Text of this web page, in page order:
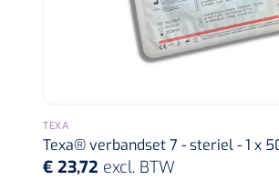
TEXA
Texa® verbandset 7 - steriel - 1 x
€ 23,72 excl. BTW